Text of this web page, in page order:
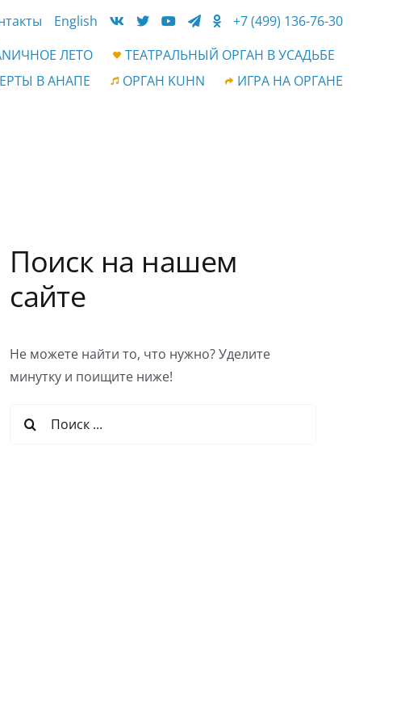
English
+7 (499) 136-76-30
ЛЕТО
ТЕАТРАЛЬНЫЙ ОРГАН В УСАДЬБЕ
В АНАПЕ ОРГАН KUHN ИГРА НА ОРГАНЕ
Поиск на нашем
сайте
Не можете найти то, что нужно? Уделите
минутку и поищите ниже!
Результат
поиска: